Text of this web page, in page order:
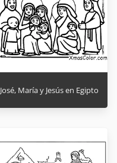
José, María y Jesús en Egipto